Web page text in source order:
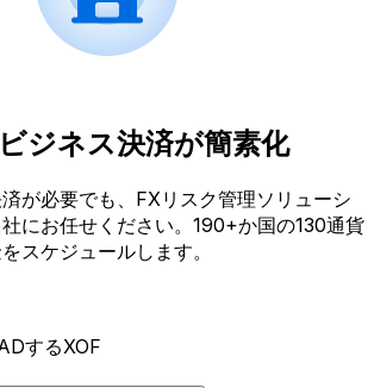
ジネス決済が簡素化
が必要でも、FXリスク管理ソリューシ
にお任せください。190+か国の130通貨
スケジュールします。
するXOF